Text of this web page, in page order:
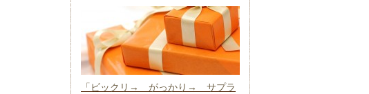
「ビックリ→ がっかり→ サプラ